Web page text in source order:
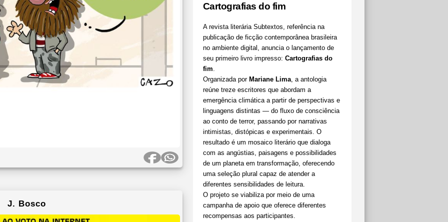
J. Bosco
Cartografias do fim
A revista literária Subtextos, referência na
publicação de ficção contemporânea brasileira
no ambiente digital, anuncia o lançamento de
seu primeiro livro impresso: Cartografias do
fim.
Organizada por Mariane Lima, a antologia
reúne treze escritores que abordam a
emergência climática a partir de perspectivas e
linguagens distintas — do fluxo de consciência
ao conto de terror, passando por narrativas
intimistas, distópicas e experimentais. O
resultado é um mosaico literário que dialoga
com as angústias, paisagens e possibilidades
de um planeta em transformação, oferecendo
uma seleção plural capaz de atender a
diferentes sensibilidades de leitura.
O projeto se viabiliza por meio de uma
campanha de apoio que oferece diferentes
recompensas aos participantes.